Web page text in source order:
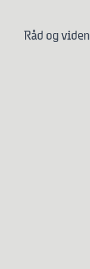
Råd og viden